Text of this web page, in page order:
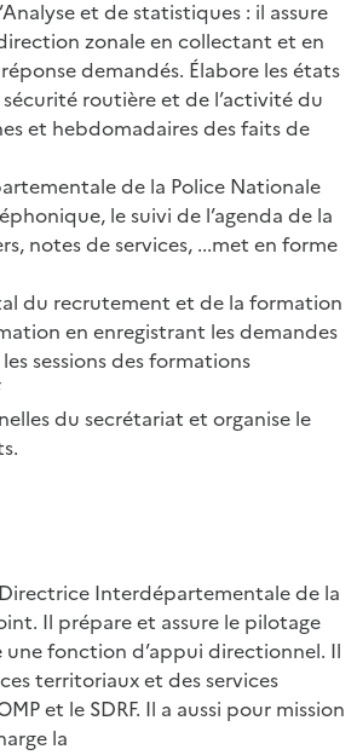
et de statistiques : il assure
zonale en collectant et en
demandés. Élabore les états
routière et de l’activité du
et hebdomadaires des faits de
de la Police Nationale
le suivi de l’agenda de la
notes de services, ...met en forme
du recrutement et de la formation
en enregistrant les demandes
sessions des formations
du secrétariat et organise le
Interdépartementale de la
Il prépare et assure le pilotage
fonction d’appui directionnel. Il
territoriaux et des services
et le SDRF. Il a aussi pour mission
la